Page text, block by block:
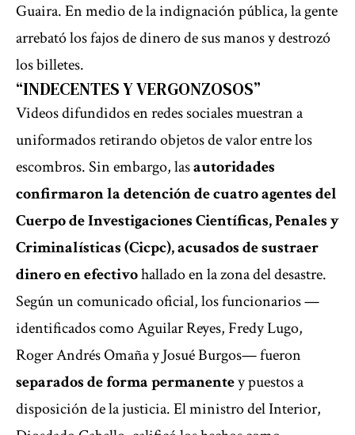
Guaira. En medio de la indignación pública, la gente
arrebató los fajos de dinero de sus manos y destrozó
los billetes.
“INDECENTES Y VERGONZOSOS”
Videos difundidos en redes sociales muestran a
uniformados retirando objetos de valor entre los
escombros. Sin embargo, lasautoridades
confirmaron la detención de cuatro agentes del
Cuerpo de Investigaciones Científicas, Penales y
Criminalísticas (Cicpc), acusados de sustraer
dinero en efectivohallado en la zona del desastre.
Según un comunicado oficial, los funcionarios —
identificados como Aguilar Reyes, Fredy Lugo,
Roger Andrés Omaña y Josué Burgos— fueron
separados de forma permanentey puestos a
disposición de la justicia. El ministro del Interior,